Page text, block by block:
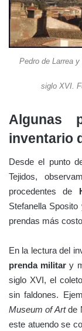
Pedro de Larrea
siglo XVI.
Algunas
inventario
Desde el punto
Tejidos,
procedentes de
Stefanella
prendas más
En la lectura del
prenda militar y
siglo XVI, el
sin faldones.
Museum of Artde
este atuendo se